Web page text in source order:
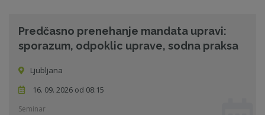
Predčasno prenehanje mandata upravi:
sporazum, odpoklic uprave, sodna praksa
Ljubljana
16. 09. 2026 od 08:15
Seminar